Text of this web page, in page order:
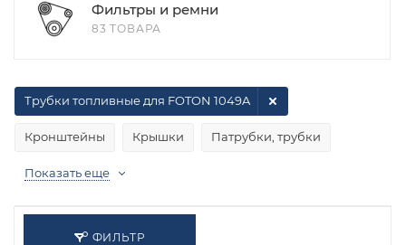
Фильтры и ремни
83 ТОВАРА
Кронштейны Крышки Патрубки, трубки
Трубки топливные для FOTON 1049A
Показать еще
ФИЛЬТР